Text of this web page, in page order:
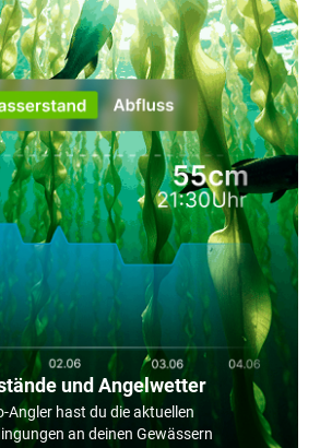
und Angelwetter
Angler hast du die aktuellen
an deinen Gewässern